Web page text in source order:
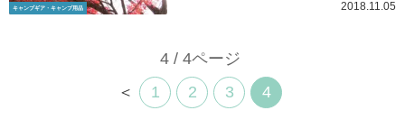
キャンプギア・キャンプ用品 2018.11.05
4 / 4ページ
＜
1 2 3 4